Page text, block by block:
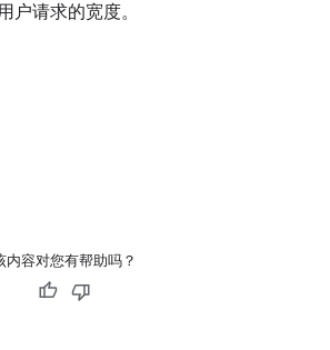
请求的宽度。
内容对您有帮助吗？